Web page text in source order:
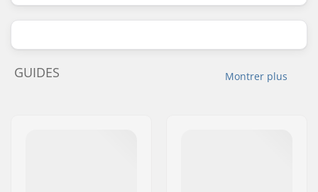
Montrer plus
GUIDES